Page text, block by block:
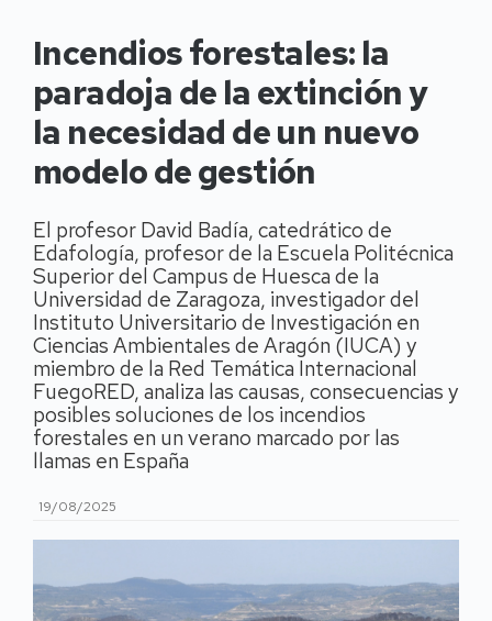
Incendios forestales: la
paradoja de la extinción y
la necesidad de un nuevo
modelo de gestión
El profesor David Badía, catedrático de
Edafología, profesor de la Escuela Politécnica
Superior del Campus de Huesca de la
Universidad de Zaragoza, investigador del
Instituto Universitario de Investigación en
Ciencias Ambientales de Aragón (IUCA) y
miembro de la Red Temática Internacional
FuegoRED, analiza las causas, consecuencias y
posibles soluciones de los incendios
forestales en un verano marcado por las
llamas en España
19/08/2025